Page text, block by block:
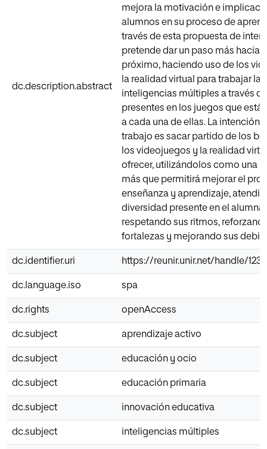
dc.description.abstract
mejora la motivación e
alumnos en su proceso de
través de esta propuesta de
pretende dar un paso más hacia
próximo, haciendo uso de los
la realidad virtual para trabajar las
inteligencias múltiples a través
presentes en los juegos que
a cada una de ellas. La intención
trabajo es sacar partido de los
los videojuegos y la realidad
ofrecer, utilizándolos como una
más que permitirá mejorar el
enseñanza y aprendizaje,
diversidad presente en el
respetando sus ritmos,
fortalezas y mejorando sus
dc.identifier.uri https://reunir.unir.net/handle/
dc.language.iso spa
dc.rights openAccess
dc.subject aprendizaje activo
dc.subject educación y ocio
dc.subject educación primaria
dc.subject innovación educativa
dc.subject inteligencias múltiples